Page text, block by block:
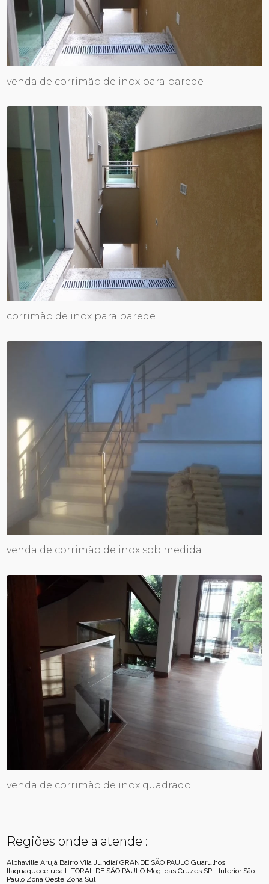
venda de corrimão de inox para parede
corrimão de inox para parede
venda de corrimão de inox sob medida
venda de corrimão de inox quadrado
Regiões onde a atende :
Alphaville Arujá Bairro Vila Jundiaí GRANDE SÃO PAULO Guarulhos
Itaquaquecetuba LITORAL DE SÃO PAULO Mogi das Cruzes SP - Interior São
Paulo Zona Oeste Zona Sul